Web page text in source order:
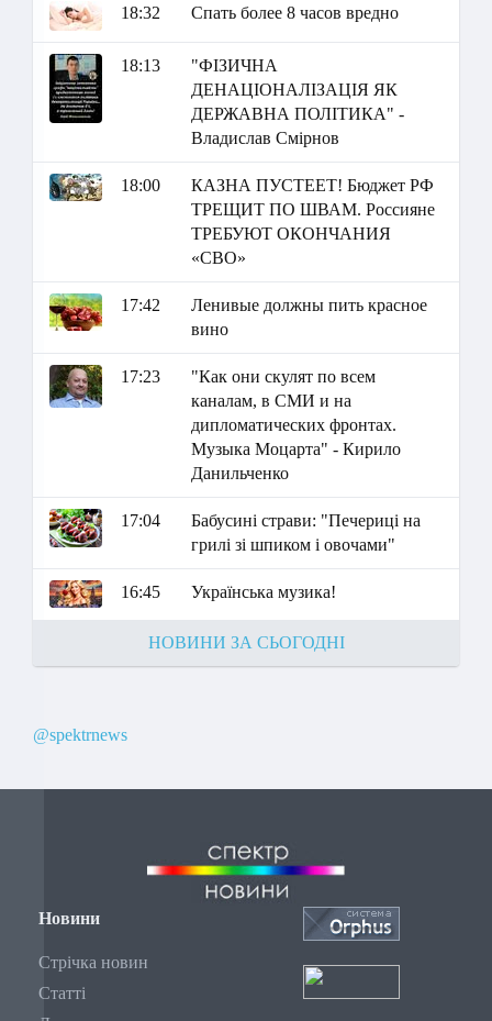
18:32 Спать более 8 часов вредно
18:13
"ФІЗИЧНА
ДЕНАЦІОНАЛІЗАЦІЯ ЯК
ДЕРЖАВНА ПОЛІТИКА" -
Владислав Смірнов
18:00
КАЗНА ПУСТЕЕТ! Бюджет РФ
ТРЕЩИТ ПО ШВАМ. Россияне
ТРЕБУЮТ ОКОНЧАНИЯ
«СВО»
17:42
Ленивые должны пить красное
вино
17:23
"Как они скулят по всем
каналам, в СМИ и на
дипломатических фронтах.
Музыка Моцарта" - Кирило
Данильченко
17:04
Бабусині страви: "Печериці на
грилі зі шпиком і овочами"
16:45 Українська музика!
НОВИНИ ЗА СЬОГОДНІ
@spektrnews
Новини
Стрічка новин
Статті